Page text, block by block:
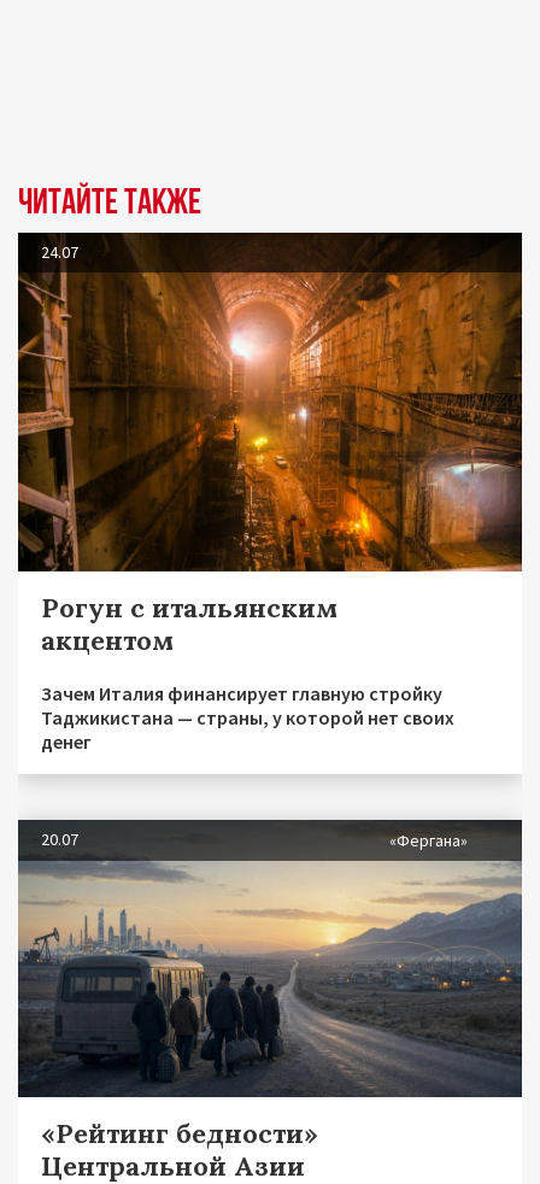
Читайте также
24.07
Рогун с итальянским
акцентом
Зачем Италия финансирует главную стройку
Таджикистана — страны, у которой нет своих
денег
20.07 «Фергана»
«Рейтинг бедности»
Центральной Азии